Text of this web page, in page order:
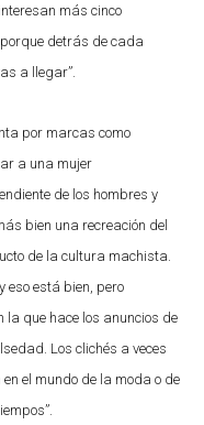
más cinco
detrás de cada
a llegar”.
por marcas como
a una mujer
de los hombres y
bien una recreación del
de la cultura machista.
eso está bien, pero
que hace los anuncios de
Los clichés a veces
el mundo de la moda o de